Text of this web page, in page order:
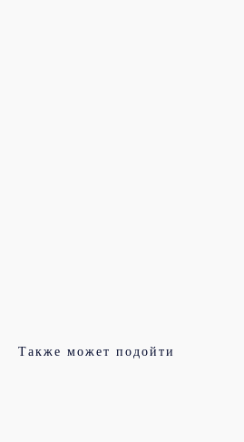
Также может подойти